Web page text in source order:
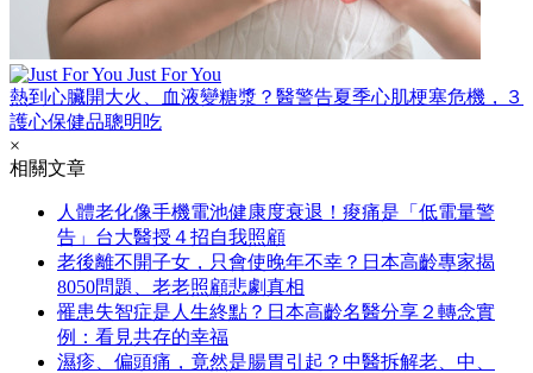
Just For You
熱到心臟開大火、血液變糖漿？醫警告夏季心肌梗塞危機，３
護心保健品聰明吃
×
相關文章
人體老化像手機電池健康度衰退！痠痛是「低電量警
告」台大醫授４招自我照顧
老後離不開子女，只會使晚年不幸？日本高齡專家揭
8050問題、老老照顧悲劇真相
罹患失智症是人生終點？日本高齡名醫分享２轉念實
例：看見共存的幸福
濕疹、偏頭痛，竟然是腸胃引起？中醫拆解老、中、